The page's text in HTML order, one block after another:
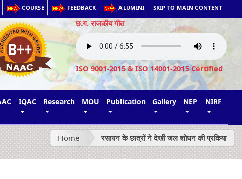
COURSE FEEDBACK ALUMINI SKIP TO MAIN CONTENT
छ.ग. राजकीय गीत
ISO 9001-2015 & ISO 14001-2015 Certified
IQAC Research MOU Publication Gallery NEP NIRF
Home रसायन के छात्रों ने देखी जल शोधन की प्रकिया